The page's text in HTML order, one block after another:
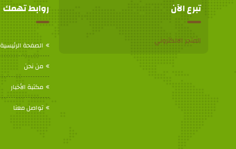
تبرع الآن
المتجر الالكتروني
روابط تهمك
الصفحة الرئيسية
من نحن
مكتبة الأخبار
تواصل معنا